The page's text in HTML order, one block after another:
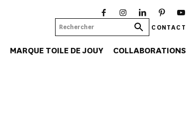
CONTACT
MARQUE TOILE DE JOUY COLLABORATIONS